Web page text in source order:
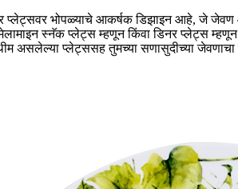
प्लेट्सवर भोपळ्याचे आकर्षक डिझाइन आहे, जे
स्नॅक प्लेट्स म्हणून किंवा डिनर प्लेट्स
असलेल्या प्लेट्ससह तुमच्या सणासुदीच्या जेवणाचा